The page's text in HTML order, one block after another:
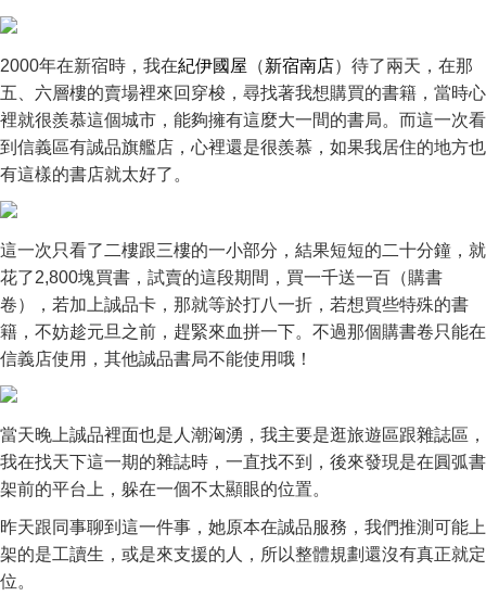
2000年在新宿時，我在紀伊國屋 （新宿南店）待了兩天，在那
五、六層樓的賣場裡來回穿梭，尋找著我想購買的書籍，當時心
裡就很羨慕這個城市，能夠擁有這麼大一間的書局。而這一次看
到信義區有誠品旗艦店，心裡還是很羨慕，如果我居住的地方也
有這樣的書店就太好了。
這一次只看了二樓跟三樓的一小部分，結果短短的二十分鐘，就
花了2,800塊買書，試賣的這段期間，買一千送一百（購書
卷），若加上誠品卡，那就等於打八一折，若想買些特殊的書
籍，不妨趁元旦之前，趕緊來血拼一下。不過那個購書卷只能在
信義店使用，其他誠品書局不能使用哦！
當天晚上誠品裡面也是人潮洶湧，我主要是逛旅遊區跟雜誌區，
我在找天下這一期的雜誌時，一直找不到，後來發現是在圓弧書
架前的平台上，躲在一個不太顯眼的位置。
昨天跟同事聊到這一件事，她原本在誠品服務，我們推測可能上
架的是工讀生，或是來支援的人，所以整體規劃還沒有真正就定
位。